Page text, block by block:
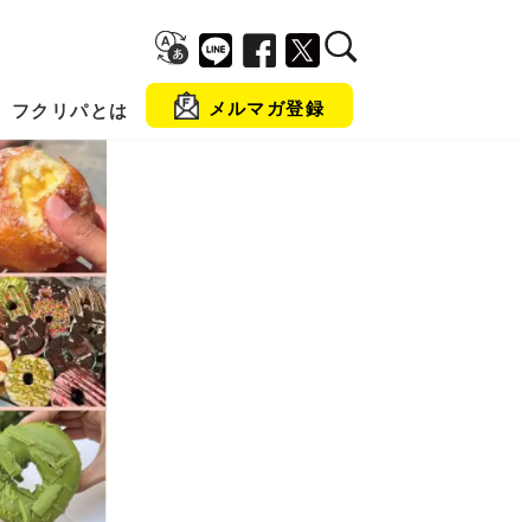
フクリパとは メルマガ登録